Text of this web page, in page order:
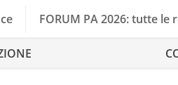
FORUM PA 2026: tutte le